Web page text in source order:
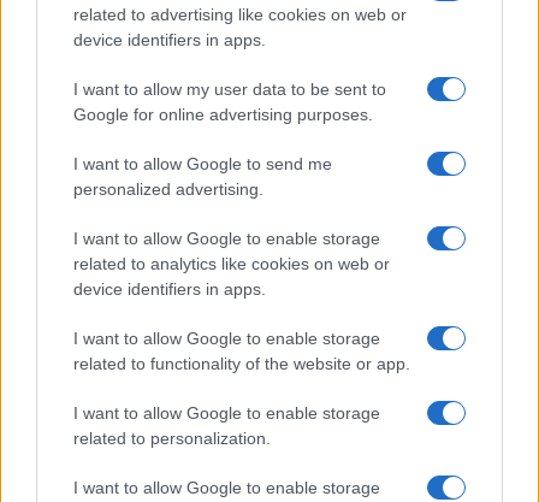
related to advertising like cookies on web or
device identifiers in apps.
I want to allow my user data to be sent to
Google for online advertising purposes.
I want to allow Google to send me
personalized advertising.
I want to allow Google to enable storage
related to analytics like cookies on web or
device identifiers in apps.
I want to allow Google to enable storage
related to functionality of the website or app.
I want to allow Google to enable storage
related to personalization.
I want to allow Google to enable storage
#ALESSANDRO COLUCCI
#CENTRODESTRA
#ELEZIONI MILANO
#NOI MODERATI
Commenta per primo
Abdul El-Sayed, il mistero
dietro il personaggio
Condanna Putin, sostiene l’Ucraina e la sanità
parola.